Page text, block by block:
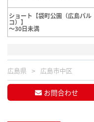
ショート【袋町公園（広島パル
コ）】
～30日未満
広島県 広島市中区
お問合わせ